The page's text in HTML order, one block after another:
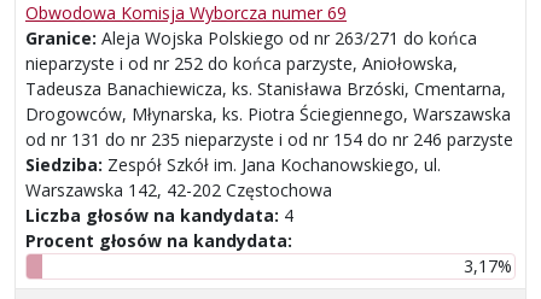
Obwodowa Komisja Wyborcza numer 69
Granice: Aleja Wojska Polskiego od nr 263/271 do końca
nieparzyste i od nr 252 do końca parzyste, Aniołowska,
Tadeusza Banachiewicza, ks. Stanisława Brzóski, Cmentarna,
Drogowców, Młynarska, ks. Piotra Ściegiennego, Warszawska
od nr 131 do nr 235 nieparzyste i od nr 154 do nr 246 parzyste
Siedziba: Zespół Szkół im. Jana Kochanowskiego, ul.
Warszawska 142, 42-202 Częstochowa
Liczba głosów na kandydata: 4
Procent głosów na kandydata:
3,17%